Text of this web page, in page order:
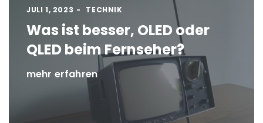
JULI 1, 2023 TECHNIK
Was ist besser, OLED oder
QLED beim Fernseher?
mehr erfahren